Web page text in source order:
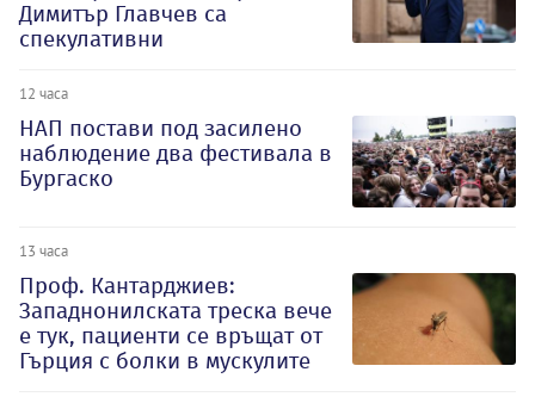
Димитър Главчев са
спекулативни
12 часа
НАП постави под засилено
наблюдение два фестивала в
Бургаско
13 часа
Проф. Кантарджиев:
Западнонилската треска вече
е тук, пациенти се връщат от
Гърция с болки в мускулите